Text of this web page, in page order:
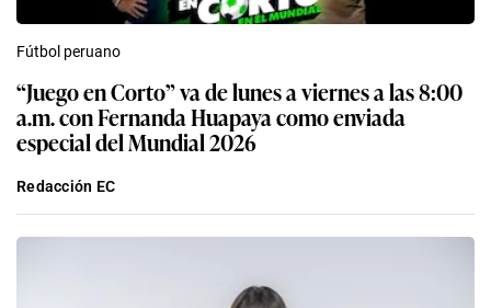
Fútbol peruano
“Juego en Corto” va de lunes a viernes a las 8:00
a.m. con Fernanda Huapaya como enviada
especial del Mundial 2026
Redacción EC